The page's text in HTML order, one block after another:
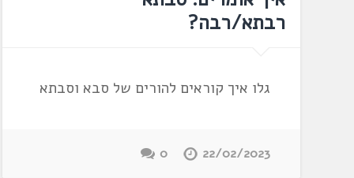
רבתא/רבה?
גלו איך קוראים להורים של סבא וסבתא
22/02/2023
0